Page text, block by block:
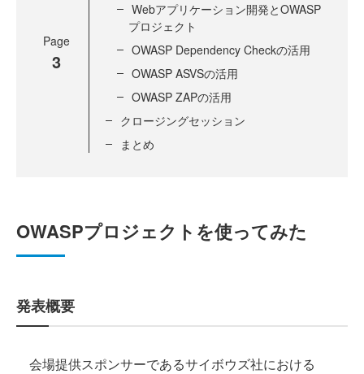
Page
3
Webアプリケーション開発とOWASP
プロジェクト
OWASP Dependency Checkの活用
OWASP ASVSの活用
OWASP ZAPの活用
クロージングセッション
まとめ
OWASPプロジェクトを使ってみた
発表概要
会場提供スポンサーであるサイボウズ社における